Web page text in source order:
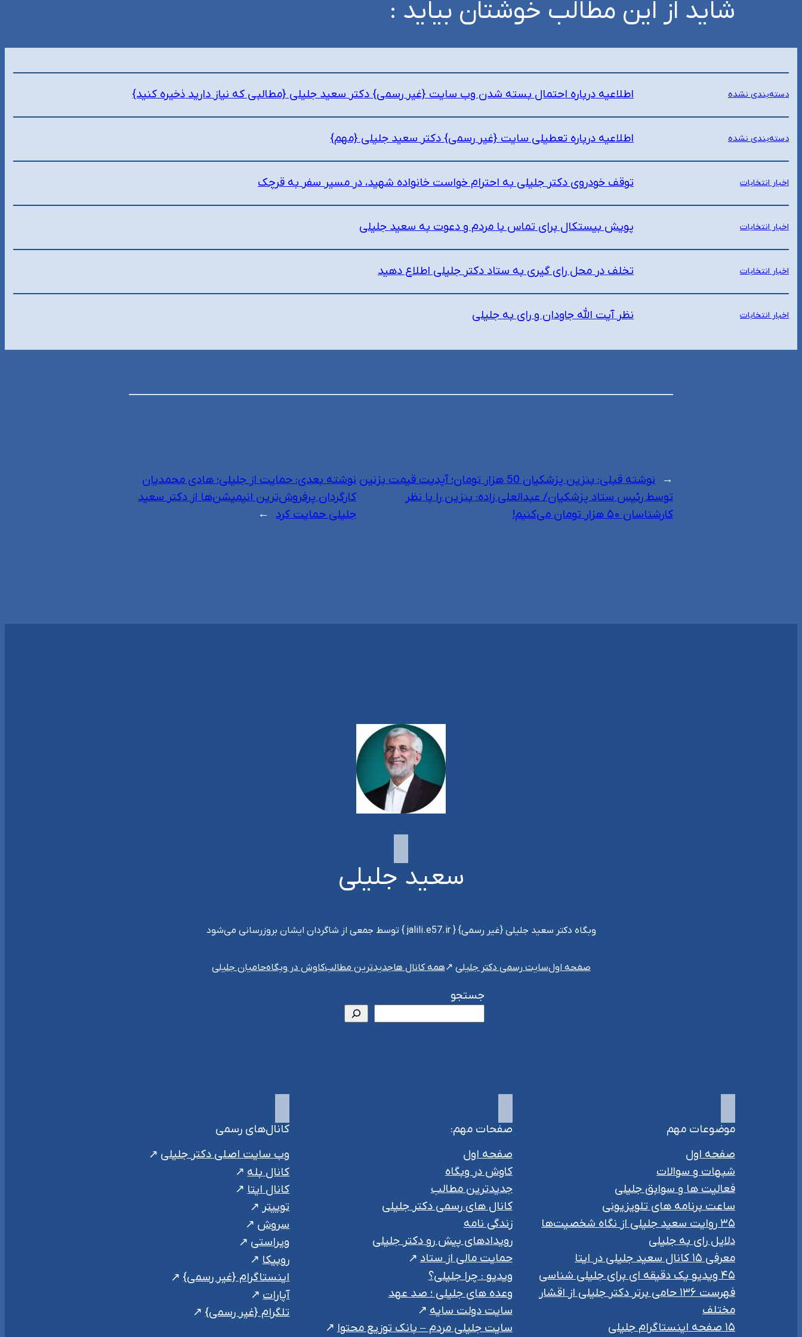
شاید از این مطالب خوشتان بیاید :
دسته‌بندی نشده اطلاعیه درباره احتمال بسته شدن وب سایت {غیر رسمی} دکتر سعید جلیلی {مطالبی که نیاز دارید ذخیره کنید}
دسته‌بندی نشده اطلاعیه درباره تعطیلی سایت {غیر رسمی} دکتر سعید جلیلی {مهم}
اخبار انتخابات توقف خودروی دکتر جلیلی به احترام خواست خانواده شهید، در مسیر سفر به قرچک
اخبار انتخابات پویش بیستکال برای تماس با مردم و دعوت به سعید جلیلی
اخبار انتخابات تخلف در محل رای گیری به ستاد دکتر جلیلی اطلاع دهید
اخبار انتخابات نظر آیت الله جاودان و رای به جلیلی
← نوشته قبلی:
بنزین پزشکیان 50 هزار تومان؛ آپدیت قیمت بزنین
توسط رئیس ستاد پزشکیان/ عبدالعلی زاده: بنزین را با نظر
کارشناسان ۵۰ هزار تومان می‌کنیم!
نوشته بعدی:حمایت از جلیلی؛ هادی محمدیان
کارگردان پرفروش‌ترین انیمیشن‌ها از دکتر سعید
جلیلی حمایت کرد →
سعید جلیلی
وبگاه دکتر سعید جلیلی {غیر رسمی} { jalili.e57.ir } توسط جمعی از شاگردان ایشان بروزرسانی می‌شود
صفحه اولسایت رسمی دکتر جلیلی همه کانال هاجدیدترین مطالبکاوش در وبگاهحامیان جلیلی
جستجو
موضوعات مهم
صفحه اول
شبهات و سوالات
فعالیت ها و سوابق جلیلی
ساعت برنامه های تلویزیونی
۳۵ روایت سعید جلیلی از نگاه شخصیت‌ها
دلایل رای به جلیلی
معرفی ۱۵ کانال سعید جلیلی در ایتا
۴۵ ویدیو یک دقیقه ای برای جلیلی شناسی
فهرست ۱۳۶ حامی برتر دکتر جلیلی از اقشار
مختلف
۱۵ صفحه اینستاگرام جلیلی
صفحات مهم:
صفحه اول
کاوش در وبگاه
جدیدترین مطالب
کانال های رسمی دکتر جلیلی
زندگی نامه
رویدادهای پیش رو دکتر جلیلی
حمایت مالی از ستاد
ویدیو : چرا جلیلی؟
وعده های جلیلی ؛ صد عهد
سایت دولت سایه
سایت جلیلی مردم – بانک توزیع محتوا
کانال‌های رسمی
وب سایت اصلی دکتر جلیلی
کانال بله
کانال ایتا
توییتر
سروش
ویراستی
روبیکا
اینستاگرام {غیر رسمی}
آپارات
تلگرام {غیر رسمی}